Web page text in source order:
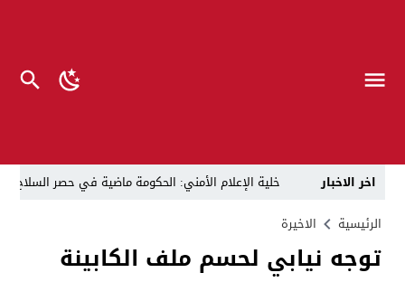
اخر الاخبار
خلية الإعلام الأمني: الحكومة ماضية في حصر السلاح
قراءة نقدية في مرثية الوصل للكاتب عباس
الرئيسية الاخيرة
توجه نيابي لحسم ملف الكابينة